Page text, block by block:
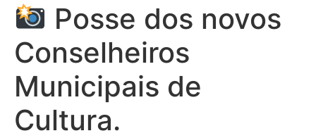
Posse dos novos
Conselheiros
Municipais de
Cultura.